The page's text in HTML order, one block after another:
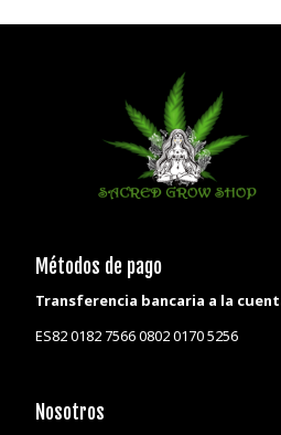
Métodos de pago
Transferencia bancaria a la
ES82 0182 7566 0802 0170 5256
Nosotros